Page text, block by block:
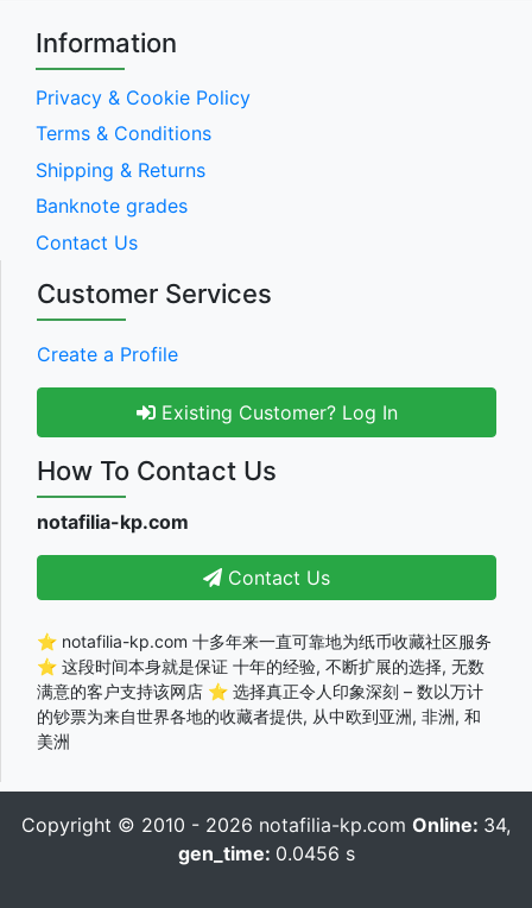
Information
Privacy & Cookie Policy
Terms & Conditions
Shipping & Returns
Banknote grades
Contact Us
Customer Services
Create a Profile
Existing Customer? Log In
How To Contact Us
notafilia-kp.com
Contact Us
⭐ notafilia-kp.com 十多年来一直可靠地为纸币收藏社区服务
⭐ 这段时间本身就是保证 十年的经验, 不断扩展的选择, 无数
满意的客户支持该网店 ⭐ 选择真正令人印象深刻 – 数以万计
的钞票为来自世界各地的收藏者提供, 从中欧到亚洲, 非洲, 和
美洲
Copyright © 2010 - 2026 notafilia-kp.com Online: 34,
gen_time: 0.0456 s